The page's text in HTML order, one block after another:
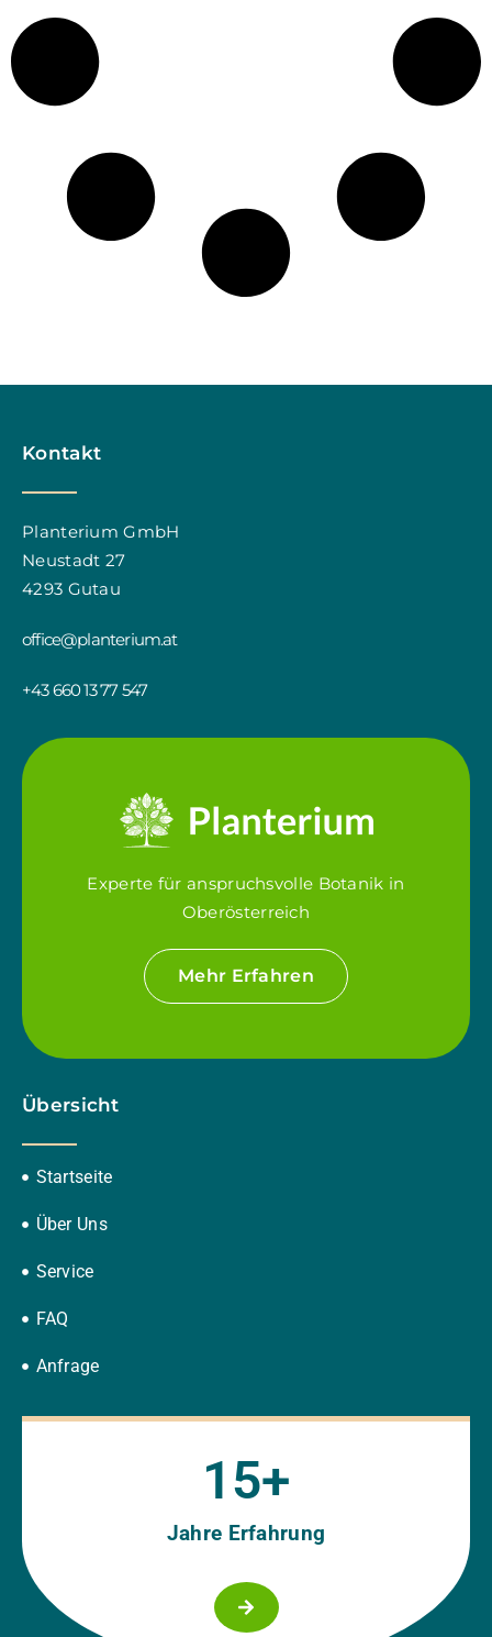
Kontakt
Planterium GmbH
Neustadt 27
4293 Gutau
office@planterium.at
+43 660 13 77 547
Experte für anspruchsvolle Botanik in
Oberösterreich
Mehr Erfahren
Übersicht
Startseite
Über Uns
Service
FAQ
Anfrage
Jahre Erfahrung
15+